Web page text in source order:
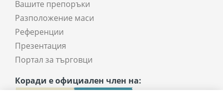
Вашите препоръки
Разположение маси
Референции
Презентация
Портал за търговци
Коради е официален член на: